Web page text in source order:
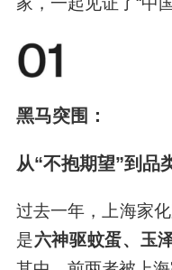
如今，在这场东方
家，一起见证了“中